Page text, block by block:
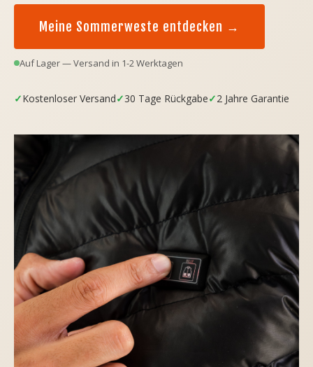
Meine Sommerweste entdecken →
Auf Lager — Versand in 1-2 Werktagen
✓Kostenloser Versand✓30 Tage Rückgabe✓2 Jahre Garantie